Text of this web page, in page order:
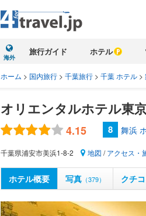
海外
旅行ガイド ホテル
ホーム > 国内旅行 > 千葉旅行 > 千葉 ホテル >
オリエンタルホテル東
4.15 8 舞浜
千葉県浦安市美浜1-8-2 地図 /アクセス・
ホテル概要 写真 （379） クチ